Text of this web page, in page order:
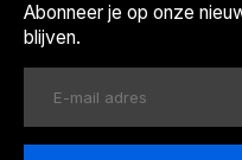
Abonneer je op onze
blijven.